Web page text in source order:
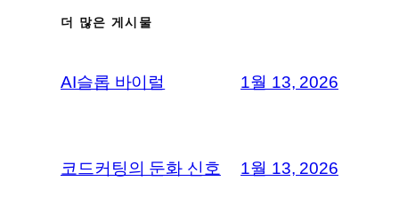
더 많은 게시물
AI슬롭 바이럴 1월 13, 2026
코드커팅의 둔화 신호 1월 13, 2026